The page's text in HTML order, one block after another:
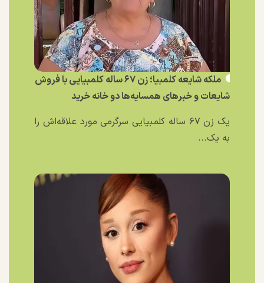
ملکه شایعه کلمبیا؛ زن ۶۷ ساله کلمبیایی با فروش
شایعات و خبر‌های همسایه‌ها دو خانه خرید
یک زن ۶۷ ساله کلمبیایی سرگرمی مورد علاقه‌اش را
به یک...